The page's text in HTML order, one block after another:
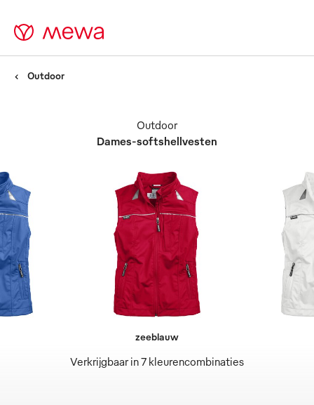
Outdoor
Dames-softshellvesten
Outdoor
Verkrijgbaar in 7 kleurencombinaties
zeeblauw